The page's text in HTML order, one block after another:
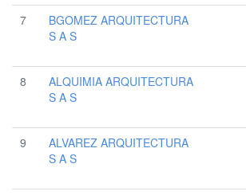
7
BGOMEZ ARQUITECTURA
S A S
8
ALQUIMIA ARQUITECTURA
S A S
9
ALVAREZ ARQUITECTURA
S A S